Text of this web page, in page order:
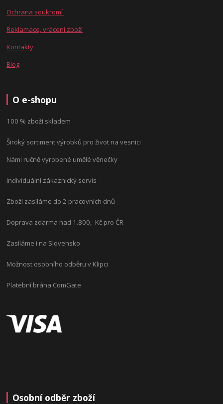
Ochrana soukromí
Reklamace, vrácení zboží
Kontakty
Blog
O e-shopu
100 % zboží skladem
Široký sortiment výrobků pro život na vesnici
Námi ručně vyrobené umělé věnečky
Individuální zákaznický servis
Zboží zasíláme do 2 pracovních dnů
Doprava zdarma nad 1.800,- Kč pro ČR
Zasíláme i na Slovensko
Možnost osobního odběru v Klipci
Platební brána ComGate
Osobní odběr zboží